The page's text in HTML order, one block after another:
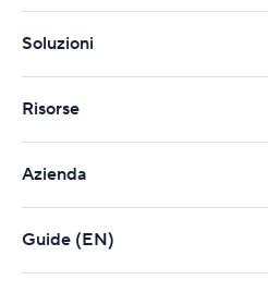
Soluzioni
Risorse
Azienda
Guide (EN)